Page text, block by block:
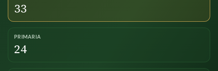
33
PRIMARIA
24